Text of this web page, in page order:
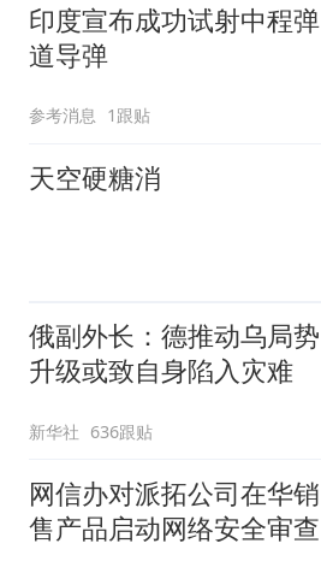
印度宣布成功试射中程弹
道导弹
参考消息 1跟贴
天空硬糖消
俄副外长：德推动乌局势
升级或致自身陷入灾难
新华社 636跟贴
网信办对派拓公司在华销
售产品启动网络安全审查